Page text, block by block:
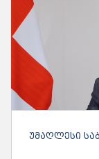
ᲣᲛᲐᲦᲚᲔᲡᲘ